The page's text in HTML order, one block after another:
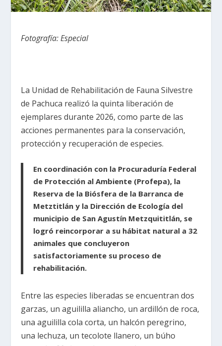
Fotografía: Especial
La Unidad de Rehabilitación de Fauna Silvestre
de Pachuca realizó la quinta liberación de
ejemplares durante 2026, como parte de las
acciones permanentes para la conservación,
protección y recuperación de especies.
En coordinación con la Procuraduría Federal
de Protección al Ambiente (Profepa), la
Reserva de la Biósfera de la Barranca de
Metztitlán y la Dirección de Ecología del
municipio de San Agustín Metzquititlán, se
logró reincorporar a su hábitat natural a 32
animales que concluyeron
satisfactoriamente su proceso de
rehabilitación.
Entre las especies liberadas se encuentran dos
garzas, un aguililla aliancho, un ardillón de roca,
una aguililla cola corta, un halcón peregrino,
una lechuza, un tecolote llanero, un búho